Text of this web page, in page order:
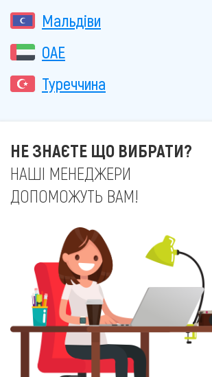
Мальдіви
ОАЕ
Туреччина
НЕ ЗНАЄТЕ ЩО ВИБРАТИ?
НАШІ МЕНЕДЖЕРИ
ДОПОМОЖУТЬ ВАМ!